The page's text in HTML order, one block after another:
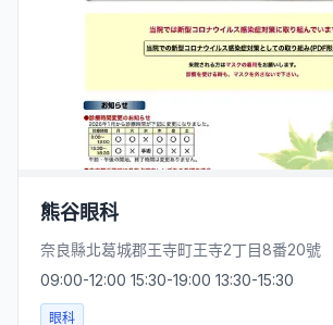
熊谷眼科
奈良縣北葛城郡王寺町王寺2丁目8番20號
09:00-12:00 15:30-19:00 13:30-15:30
眼科